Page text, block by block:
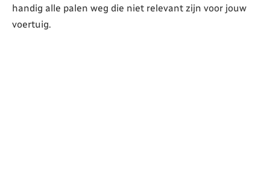
handig alle palen weg die niet relevant zijn voor jouw
voertuig.